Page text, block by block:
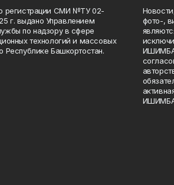
регистрации СМИ №ТУ 02-
г. выдано Управлением
по надзору в сфере
технологий и массовых
Республике Башкортостан.
фото-,